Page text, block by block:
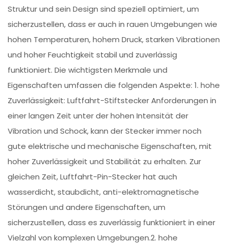
Struktur und sein Design sind speziell optimiert, um
sicherzustellen, dass er auch in rauen Umgebungen wie
hohen Temperaturen, hohem Druck, starken Vibrationen
und hoher Feuchtigkeit stabil und zuverlässig
funktioniert. Die wichtigsten Merkmale und
Eigenschaften umfassen die folgenden Aspekte: 1. hohe
Zuverlässigkeit: Luftfahrt-Stiftstecker Anforderungen in
einer langen Zeit unter der hohen Intensität der
Vibration und Schock, kann der Stecker immer noch
gute elektrische und mechanische Eigenschaften, mit
hoher Zuverlässigkeit und Stabilität zu erhalten. Zur
gleichen Zeit, Luftfahrt-Pin-Stecker hat auch
wasserdicht, staubdicht, anti-elektromagnetische
Störungen und andere Eigenschaften, um
sicherzustellen, dass es zuverlässig funktioniert in einer
Vielzahl von komplexen Umgebungen.2. hohe